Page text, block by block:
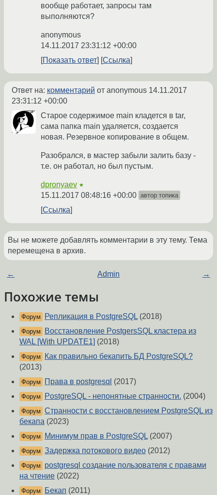
вообще работает, запросы там
выполняются?
anonymous
14.11.2017 23:31:12 +00:00
Показать ответ
Ссылка
Ответ на: комментарий от anonymous 14.11.2017
23:31:12 +00:00
Старое содержимое main кладется в tar,
сама папка main удаляется, создается
новая. Резервное копирование в общем.
Разобрался, в мастер забыли залить базу -
т.е. он работал, но был пустым.
dpronyaev ★
15.11.2017 08:48:16 +00:00 автор топика
Ссылка
Вы не можете добавлять комментарии в эту тему. Тема
перемещена в архив.
← Admin →
Похожие темы
Форум Репликация в PostgreSQL (2018)
Форум
Восстановление PostgersSQL кластера из
WAL [With UPDATE1] (2018)
Форум
Как правильно бекапить БД PostgreSQL?
(2013)
Форум Права в postgresql (2017)
Форум PostgreSQL - непонятные странности. (2004)
Форум Странности с восстановлением PostgreSQL из
бекапа (2023)
Форум Минимум прав в PostgreSQL (2007)
Форум Задержка потокового видео (2012)
Форум
postgresql создание пользователя с правами
на чтение (2022)
Форум Бекап (2011)